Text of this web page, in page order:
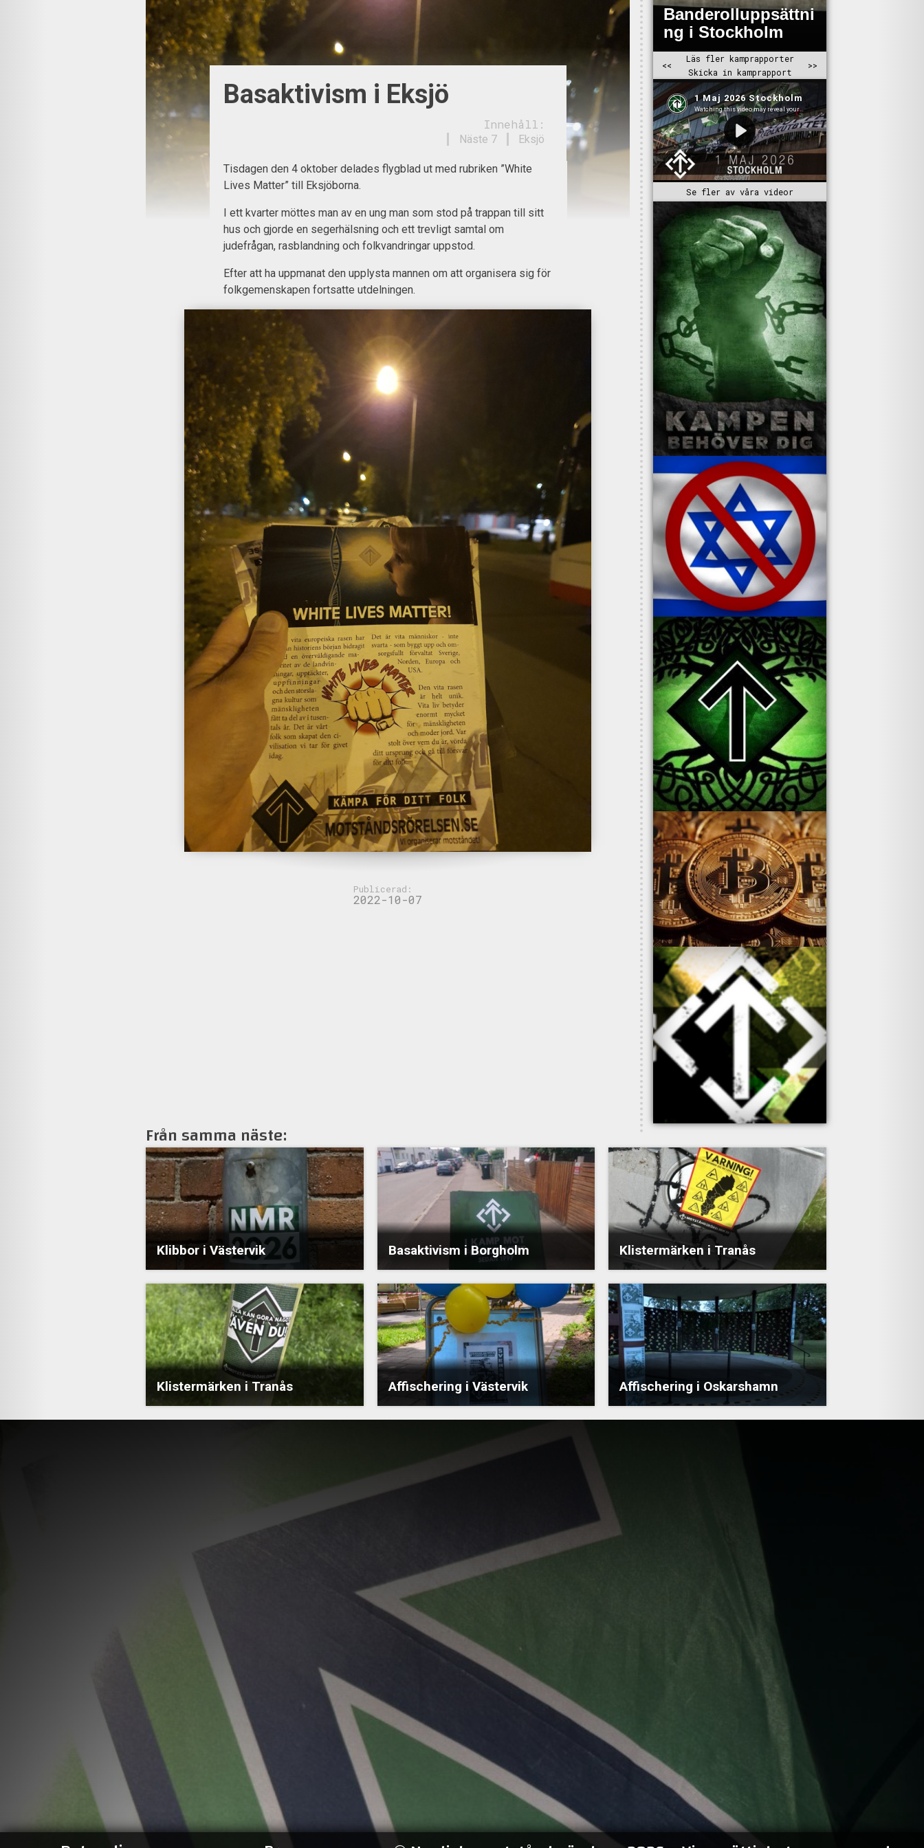
Basaktivism i Eksjö
Innehåll:
Eksjö
Näste 7
Tisdagen den 4 oktober delades flygblad ut med rubriken ”White
Lives Matter” till Eksjöborna.
I ett kvarter möttes man av en ung man som stod på trappan till sitt
hus och gjorde en segerhälsning och ett trevligt samtal om
judefrågan, rasblandning och folkvandringar uppstod.
Efter att ha uppmanat den upplysta mannen om att organisera sig för
folkgemenskapen fortsatte utdelningen.
Publicerad:
2022-10-07
Se fler av våra videor
Från samma näste:
Klibbor i Västervik Basaktivism i Borgholm Klistermärken i Tranås
Klistermärken i Tranås Affischering i Västervik Affischering i Oskarshamn